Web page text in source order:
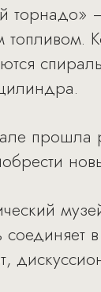
торнадо»
топливом.
прошла
соединяет